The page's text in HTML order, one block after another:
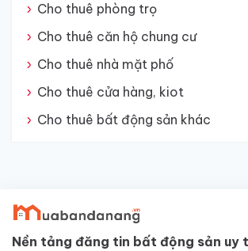
Cho thuê phòng trọ
Cho thuê căn hộ chung cư
Cho thuê nhà mặt phố
Cho thuê cửa hàng, kiot
Cho thuê bất động sản khác
Nền tảng đăng tin bất động sản uy